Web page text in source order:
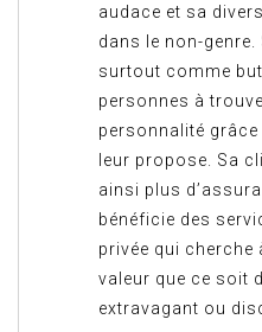
audace et sa
dans le non-genre.
surtout comme but
personnes à
personnalité grâce
leur propose. Sa
ainsi plus
bénéficie des
privée qui cherche
valeur que ce soit
extravagant ou